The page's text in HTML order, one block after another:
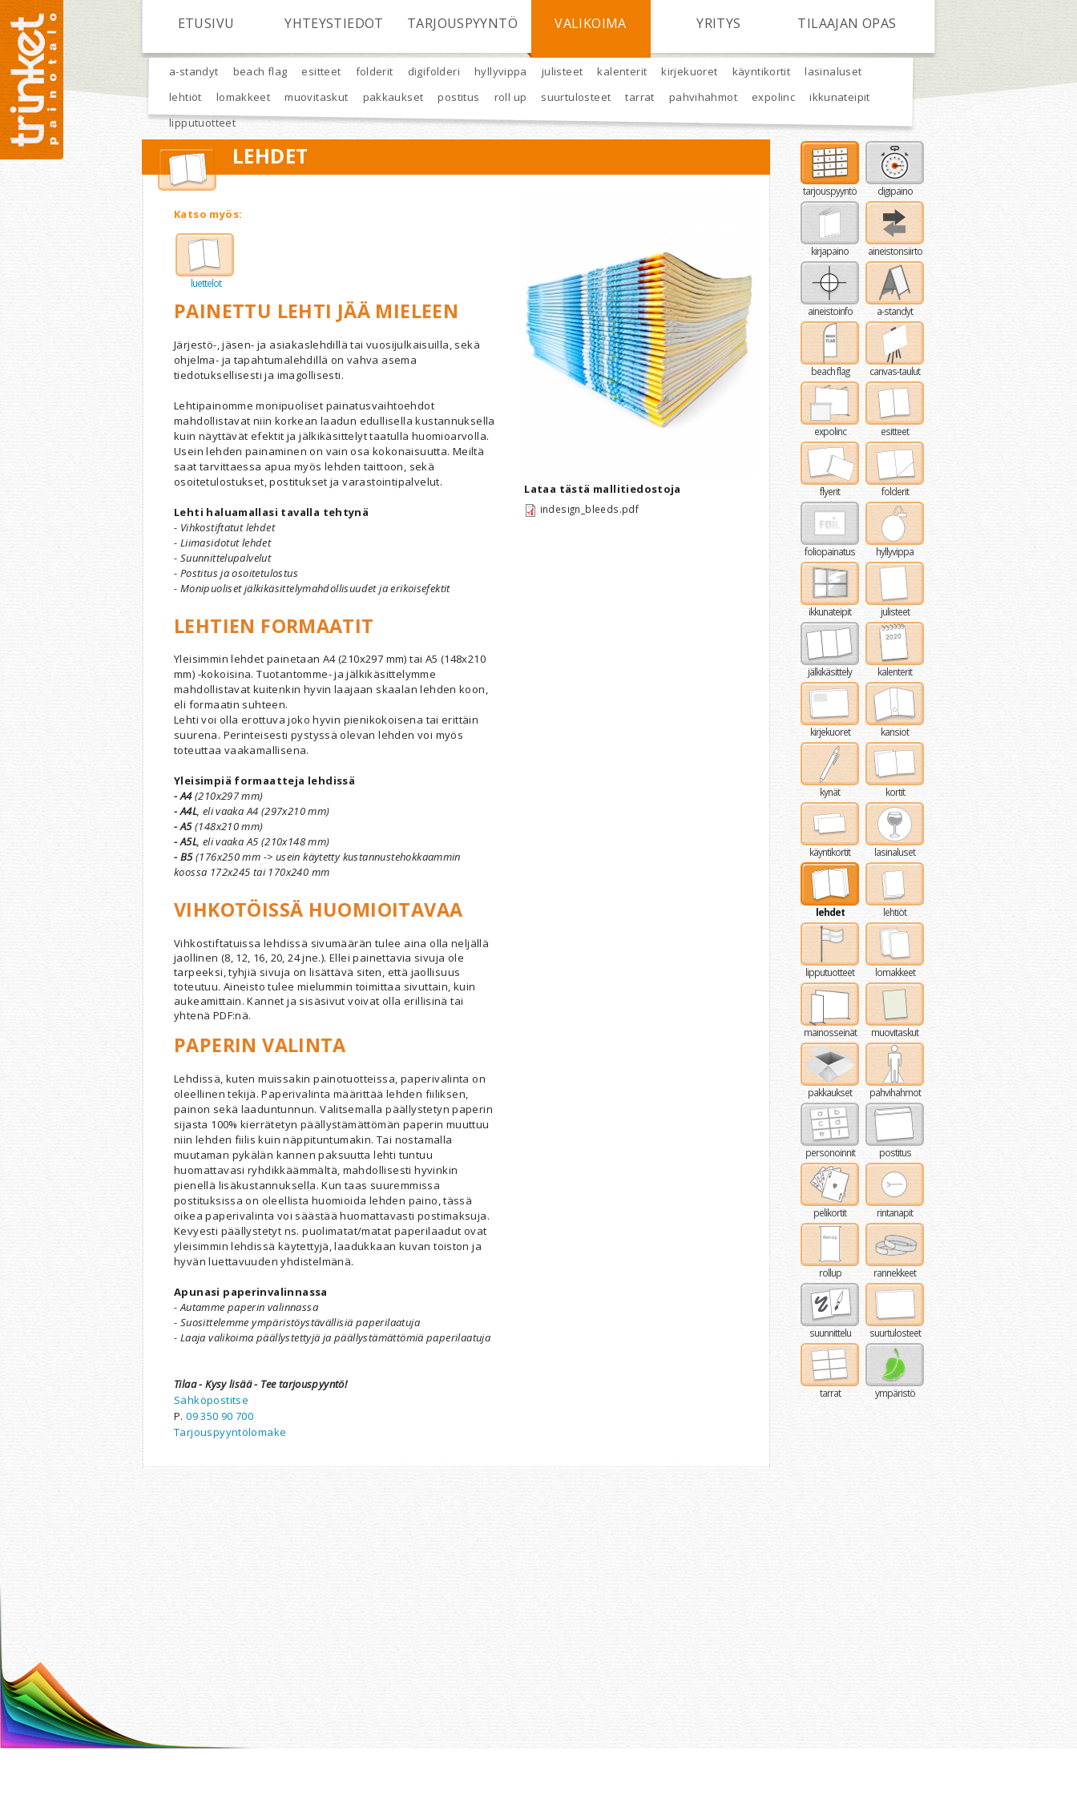
ETUSIVU YHTEYSTIEDOT TARJOUSPYYNTÖ VALIKOIMA
a-standyt beach flag esitteet folderit digifolderi hyllyvippa julisteet kalenterit kirjekuoret käyntikortit
lasinaluset
lehtiöt
lomakkeet muovitaskut pakkaukset postitus roll up suurtulosteet tarrat pahvihahmot expolinc
ikkunateipit
lipputuotteet
YRITYS TILAAJAN OPAS
tarjouspyyntö digipaino
kirjapaino aineistonsiirto
aineistoinfo a-standyt
beach flag canvas-taulut
expolinc esitteet
flyerit folderit
foliopainatus hyllyvippa
ikkunateipit julisteet
jälkikäsittely kalenterit
kirjekuoret kansiot
kynät kortit
käyntikortit lasinaluset
lehdet lehtiöt
lipputuotteet lomakkeet
mainosseinät muovitaskut
pakkaukset pahvihahmot
personoinnit postitus
pelikortit rintanapit
rollup rannekkeet
suunnittelu suurtulosteet
tarrat ympäristö
LEHDET
Katso myös:
luettelot
PAINETTU LEHTI JÄÄ MIELEEN
Järjestö-, jäsen- ja asiakaslehdillä tai vuosijulkaisuilla, sekä
ohjelma- ja tapahtumalehdillä on vahva asema
tiedotuksellisesti ja imagollisesti.
Lehtipainomme monipuoliset painatusvaihtoehdot
mahdollistavat niin korkean laadun edullisella kustannuksella
kuin näyttävät efektit ja jälkikäsittelyt taatulla huomioarvolla.
Usein lehden painaminen on vain osa kokonaisuutta. Meiltä
saat tarvittaessa apua myös lehden taittoon, sekä
osoitetulostukset, postitukset ja varastointipalvelut.
Lehti haluamallasi tavalla tehtynä
- Vihkostiftatut lehdet
- Liimasidotut lehdet
- Suunnittelupalvelut
- Postitus ja osoitetulostus
- Monipuoliset jälkikäsittelymahdollisuudet ja erikoisefektit
LEHTIEN FORMAATIT
Yleisimmin lehdet painetaan A4 (210x297 mm) tai A5 (148x210
mm) -kokoisina. Tuotantomme- ja jälkikäsittelymme
mahdollistavat kuitenkin hyvin laajaan skaalan lehden koon,
eli formaatin suhteen.
Lehti voi olla erottuva joko hyvin pienikokoisena tai erittäin
suurena. Perinteisesti pystyssä olevan lehden voi myös
toteuttaa vaakamallisena.
Yleisimpiä formaatteja lehdissä
- A4(210x297 mm)
- A4L, eli vaaka A4 (297x210 mm)
- A5(148x210 mm)
- A5L, eli vaaka A5 (210x148 mm)
- B5(176x250 mm -> usein käytetty kustannustehokkaammin
koossa 172x245 tai 170x240 mm
VIHKOTÖISSÄ HUOMIOITAVAA
Vihkostiftatuissa lehdissä sivumäärän tulee aina olla neljällä
jaollinen (8, 12, 16, 20, 24 jne.). Ellei painettavia sivuja ole
tarpeeksi, tyhjiä sivuja on lisättävä siten, että jaollisuus
toteutuu. Aineisto tulee mielummin toimittaa sivuttain, kuin
aukeamittain. Kannet ja sisäsivut voivat olla erillisinä tai
yhtenä PDF:nä.
PAPERIN VALINTA
Lehdissä, kuten muissakin painotuotteissa, paperivalinta on
oleellinen tekijä. Paperivalinta määrittää lehden fiiliksen,
painon sekä laaduntunnun. Valitsemalla päällystetyn paperin
sijasta 100% kierrätetyn päällystämättömän paperin muuttuu
niin lehden fiilis kuin näppituntumakin. Tai nostamalla
muutaman pykälän kannen paksuutta lehti tuntuu
huomattavasi ryhdikkäämmältä, mahdollisesti hyvinkin
pienellä lisäkustannuksella. Kun taas suuremmissa
postituksissa on oleellista huomioida lehden paino, tässä
oikea paperivalinta voi säästää huomattavasti postimaksuja.
Kevyesti päällystetyt ns. puolimatat/matat paperilaadut ovat
yleisimmin lehdissä käytettyjä, laadukkaan kuvan toiston ja
hyvän luettavuuden yhdistelmänä.
Apunasi paperinvalinnassa
- Autamme paperin valinnassa
- Suosittelemme ympäristöystävällisiä paperilaatuja
- Laaja valikoima päällystettyjä ja päällystämättömiä paperilaatuja
Tilaa - Kysy lisää - Tee tarjouspyyntö!
Sähköpostitse
P.09 350 90 700
Tarjouspyyntölomake
Lataa tästä mallitiedostoja
indesign_bleeds.pdf